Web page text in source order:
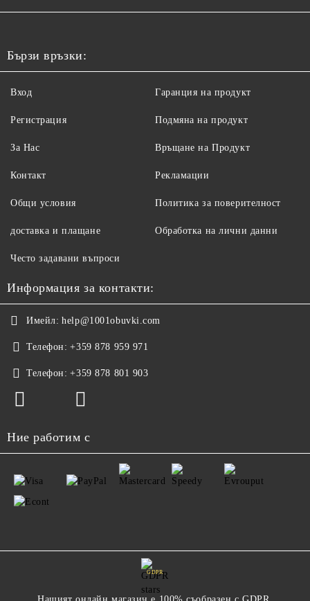
Бързи връзки:
Вход
Регистрация
За Нас
Контакт
Общи условия
доставка и плащане
Гаранция на продукт
Подмяна на продукт
Връщане на Продукт
Рекламации
Политика за поверителност
Обработка на лични данни
Често задавани въпроси
Информация за контакти:
Имейл: help@1001obuvki.com
Телефон: +359 878 959 971
Телефон: +359 878 801 903
Ние работим с
GDPR